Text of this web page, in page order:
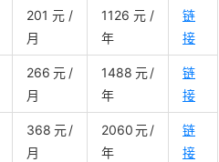
201元/
月
1126元/
年
链
接
266元/
月
1488元/
年
链
接
368元/
月
2060元/
年
链
接